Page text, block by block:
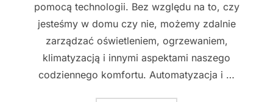
pomocą technologii. Bez względu na to, czy
jesteśmy w domu czy nie, możemy zdalnie
zarządzać oświetleniem, ogrzewaniem,
klimatyzacją i innymi aspektami naszego
codziennego komfortu. Automatyzacja i …